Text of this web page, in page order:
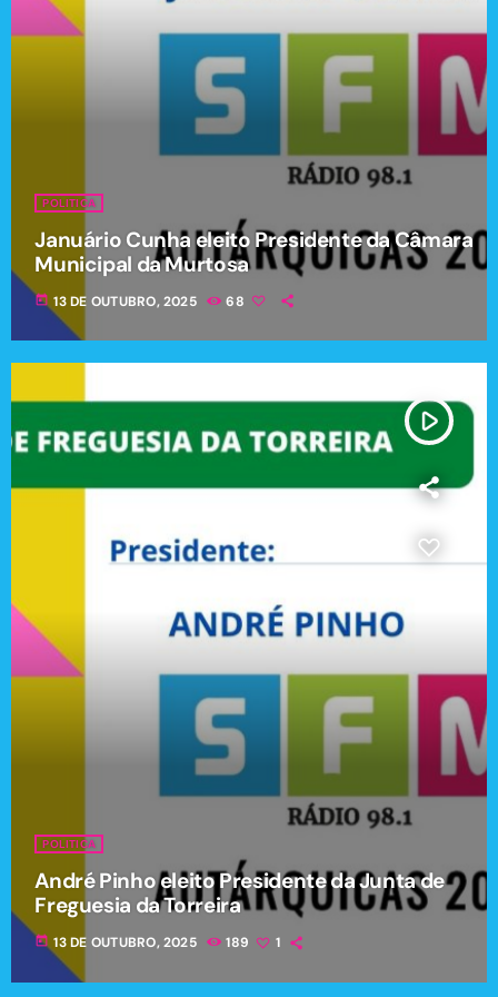
POLITICA
Januário Cunha eleito Presidente da Câmara
Municipal da Murtosa
today 13 DE OUTUBRO, 2025 68
play_arrow
POLITICA
André Pinho eleito Presidente da Junta de
Freguesia da Torreira
today 13 DE OUTUBRO, 2025 189 1